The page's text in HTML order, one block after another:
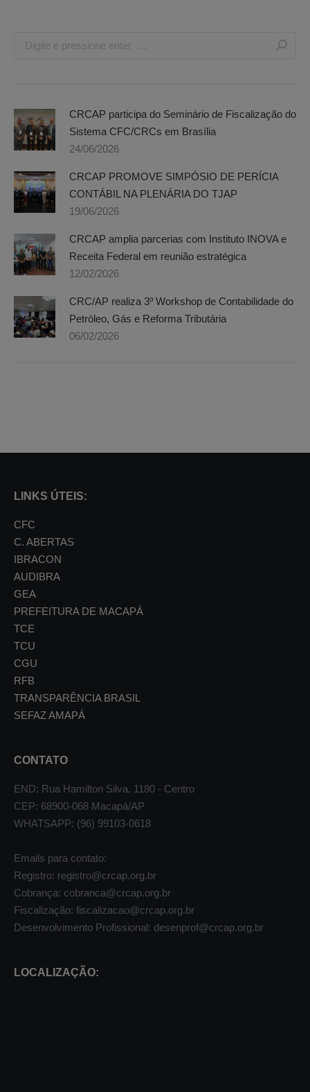
Search:
CRCAP participa do Seminário de Fiscalização do
Sistema CFC/CRCs em Brasília
24/06/2026
CRCAP PROMOVE SIMPÓSIO DE PERÍCIA
CONTÁBIL NA PLENÁRIA DO TJAP
19/06/2026
CRCAP amplia parcerias com Instituto INOVA e
Receita Federal em reunião estratégica
12/02/2026
CRC/AP realiza 3º Workshop de Contabilidade do
Petróleo, Gás e Reforma Tributária
06/02/2026
LINKS ÚTEIS:
CFC
C. ABERTAS
IBRACON
AUDIBRA
GEA
PREFEITURA DE MACAPÁ
TCE
TCU
CGU
RFB
TRANSPARÊNCIA BRASIL
SEFAZ AMAPÁ
CONTATO
END: Rua Hamilton Silva, 1180 - Centro
CEP: 68900-068 Macapá/AP
WHATSAPP: (96) 99103-0618
Emails para contato:
Registro: registro@crcap.org.br
Cobrança: cobranca@crcap.org.br
Fiscalização: fiscalizacao@crcap.org.br
Desenvolvimento Profissional: desenprof@crcap.org.br
LOCALIZAÇÃO: